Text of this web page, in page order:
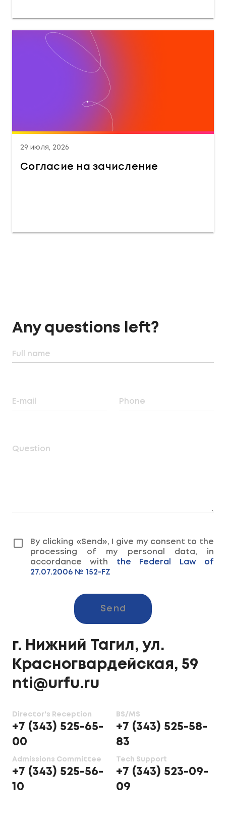
29 июля, 2026
Согласие на зачисление
г. Нижний Тагил, ул.
Красногвардейская, 59
nti@urfu.ru
Director's Reception
+7 (343) 525-65-
00
Admissions Committee
+7 (343) 525-56-
10
BS/MS
+7 (343) 525-58-
83
Tech Support
+7 (343) 523-09-
09
Any questions left?
Full name
E-mail Phone
Question
By clicking «Send», I give my consent to the
processing of my personal data, in
accordance with the Federal Law of
27.07.2006 № 152-FZ
Send